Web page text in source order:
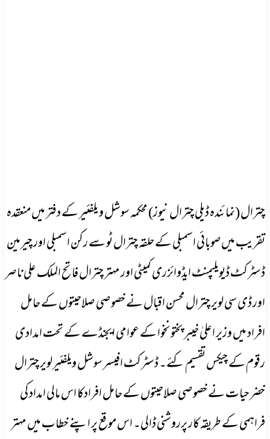
چترال (نمائندہ ڈیلی چترال نیوز) محکمہ سوشل و یلفئیر کے دفتر میں منعقدہ
تقریب میں صوبائی اسمبلی کے حلقہ چترال ٹو سے رکن اسمبلی اور چیرمین
ڈسٹرکٹ ڈیویلپمنٹ ایڈوائزری کمیٹی اور مہتر چترال فاتح الملک علی ناصر
اور ڈی سی لویر چترال محسن اقبال نے خصوصی صلاحیتوں کے حامل
افراد میں وزیر اعلیٰ خیبر پختونخوا کے عوامی ایجنڈے کے تحت امدادی
رقوم کے چیکس تقسیم کئے۔ ڈسٹرکٹ افیسر سوشل ویلفئیرلویر چترال
خضر حیات نے خصوصی صلاحیتوں کے حامل افرادکا اس مالی امداد کی
فراہمی کے طریقہ کار پرروشنی ڈالی۔ اس موقع پر اپنے خطاب میں مہتر